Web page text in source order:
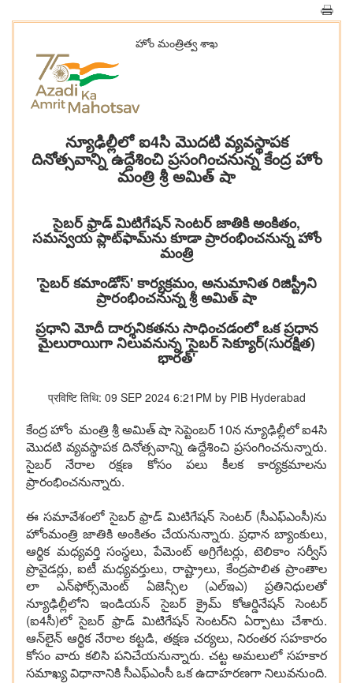
హోం మంత్రిత్వ శాఖ
న్యూఢిల్లీలో ఐ4సి మొదటి వ్యవస్థాపక
దినోత్సవాన్ని ఉద్దేశించి ప్రసంగించనున్న కేంద్ర హోం
మంత్రి శ్రీ అమిత్ షా
సైబర్ ఫ్రాడ్ మిటిగేషన్ సెంటర్ జాతికి అంకితం,
సమన్వయ ప్లాట్‌ఫామ్‌ను కూడా ప్రారంభించనున్న హోం
మంత్రి
'సైబర్ కమాండోస్' కార్యక్రమం, అనుమానిత రిజిస్ట్రీని
ప్రారంభించనున్న శ్రీ అమిత్ షా
ప్రధాని మోదీ దార్శనికతను సాధించడంలో ఒక ప్రధాన
మైలురాయిగా నిలువనున్న 'సైబర్ సెక్యూర్(సురక్షిత)
భారత్'
प्रविष्टि तिथि: 09 SEP 2024 6:21PM by PIB Hyderabad
కేంద్ర హోం మంత్రి శ్రీ అమిత్ షా సెప్టెంబర్ 10న న్యూఢిల్లీలో ఐ4సి
మొదటి వ్యవస్థాపక దినోత్సవాన్ని ఉద్దేశించి ప్రసంగించనున్నారు.
సైబర్ నేరాల రక్షణ కోసం పలు కీలక కార్యక్రమాలను
ప్రారంభించనున్నారు.
ఈ సమావేశంలో సైబర్ ఫ్రాడ్ మిటిగేషన్ సెంటర్ (సీఎఫ్ఎంసీ)ను
హోంమంత్రి జాతికి అంకితం చేయనున్నారు. ప్రధాన బ్యాంకులు,
ఆర్థిక మధ్యవర్తి సంస్థలు, పేమెంట్ అగ్రిగేటర్లు, టెలికాం సర్వీస్
ప్రొవైడర్లు, ఐటీ మధ్యవర్తులు, రాష్ట్రాలు, కేంద్రపాలిత ప్రాంతాల
లా ఎన్‌ఫోర్స్‌మెంట్ ఏజెన్సీల (ఎల్ఇఎ) ప్రతినిధులతో
న్యూఢిల్లీలోని ఇండియన్ సైబర్ క్రైమ్ కోఆర్డినేషన్ సెంటర్
(ఐ4సీ)లో సైబర్ ఫ్రాడ్ మిటిగేషన్ సెంటర్‌ని ఏర్పాటు చేశారు.
ఆన్‌లైన్ ఆర్థిక నేరాల కట్టడి, తక్షణ చర్యలు, నిరంతర సహకారం
కోసం వారు కలిసి పనిచేయనున్నారు. చట్ట అమలులో సహకార
సమాఖ్య విధానానికి సీఎఫ్‌ఎంసీ ఒక ఉదాహరణగా నిలువనుంది.